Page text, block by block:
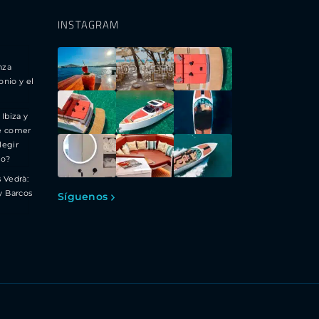
y el
y
comer
Vedrà:
Barcos
INSTAGRAM
Síguenos